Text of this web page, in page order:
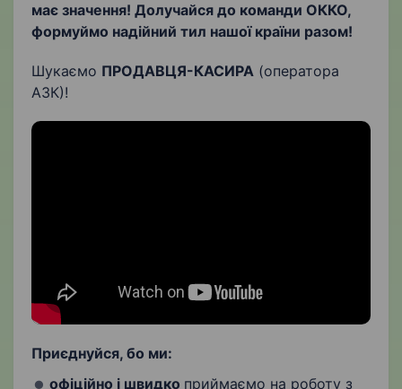
Ввічливість Відповідальність
має значення! Долучайся до команди ОККО,
формуймо надійний тил нашої країни разом!
Шукаємо ПРОДАВЦЯ-КАСИРА (оператора
АЗК)!
Приєднуйся, бо ми:
офіційно і швидко приймаємо на роботу з